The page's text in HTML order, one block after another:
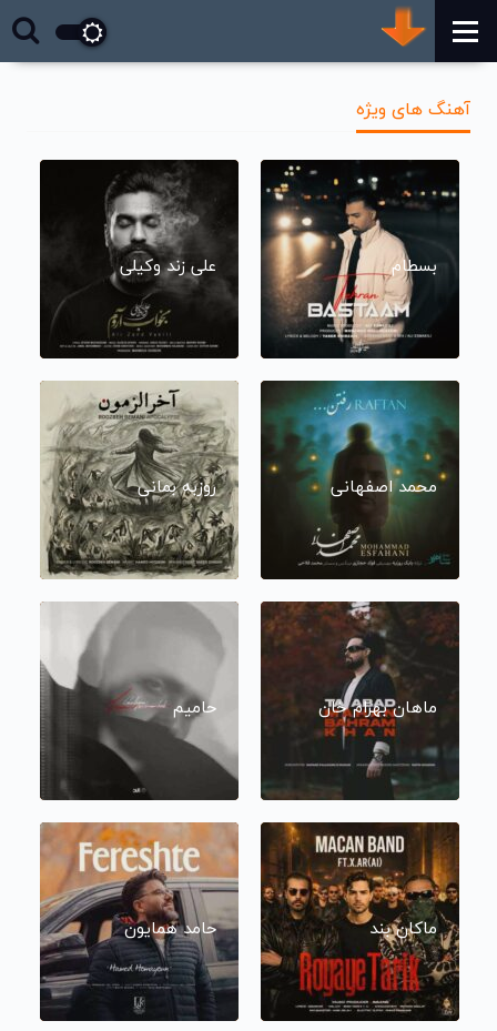
آهنگ های ویژه
بسطام علی زند وکیلی
محمد اصفهانی روزبه بمانی
ماهان بهرام خان حامیم
ماکان بند حامد همایون